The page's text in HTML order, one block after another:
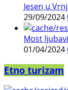
Jesen u
29/09/2024
Most
01/04/2024
Etno turizam